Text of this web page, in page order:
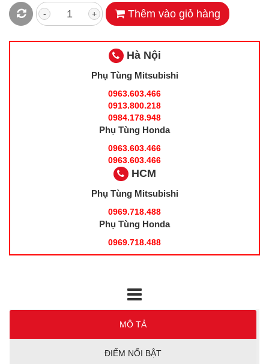
- + Thêm vào giỏ hàng
Hà Nội
Phụ Tùng Mitsubishi
0963.603.466
0913.800.218
0984.178.948
Phụ Tùng Honda
0963.603.466
0963.603.466
HCM
Phụ Tùng Mitsubishi
0969.718.488
Phụ Tùng Honda
0969.718.488
MÔ TẢ
ĐIỂM NỔI BẬT